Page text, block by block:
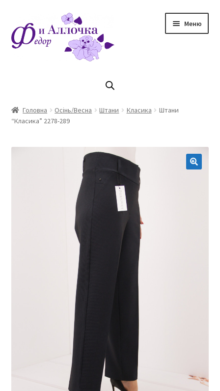
до
навігації
до
контенту
Меню
Магазин
Головна Осінь/Весна Штани Класика
Штани
“Класика” 2278-289